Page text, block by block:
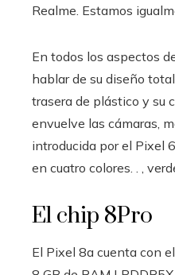
Realme. Estamos
En todos los aspectos
hablar de su diseño
trasera de plástico y su
envuelve las cámaras,
introducida por el Pixel
en cuatro colores. . ,
El chip 8Pro
El Pixel 8a cuenta con